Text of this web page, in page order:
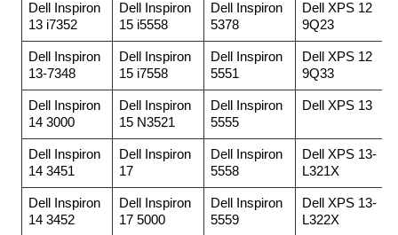
Dell Inspiron
13 i7352
Dell Inspiron
15 i5558
Dell Inspiron
5378
Dell XPS 12
9Q23
Dell Inspiron
13-7348
Dell Inspiron
15 i7558
Dell Inspiron
5551
Dell XPS 12
9Q33
Dell Inspiron
14 3000
Dell Inspiron
15 N3521
Dell Inspiron
5555
Dell XPS 13
Dell Inspiron
14 3451
Dell Inspiron
17
Dell Inspiron
5558
Dell XPS 13-
L321X
Dell Inspiron
14 3452
Dell Inspiron
17 5000
Dell Inspiron
5559
Dell XPS 13-
L322X